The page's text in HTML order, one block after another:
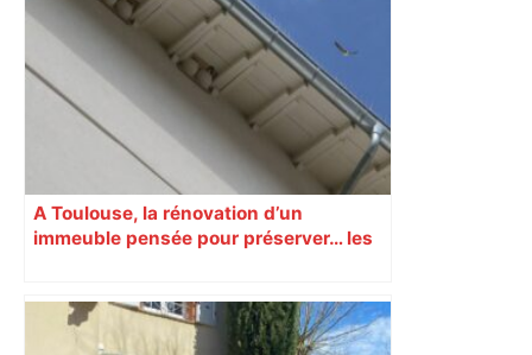
meurt percuté par un train, le trafic
ferroviaire à l’arrêt dans le Lauragais,
au sud de Toulouse – ladepeche.fr
A Toulouse, la rénovation d’un
immeuble pensée pour préserver… les